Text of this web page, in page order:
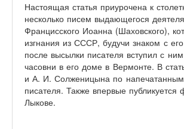
Настоящая статья приурочена к
несколько писем выдающегося
Францисского Иоанна (Шаховского),
изгнания из СССР, будучи знаком с
после высылки писателя вступил с
часовни в его доме в Вермонте. В
и А. И. Солженицына по напечатанным
писателя. Также впервые
Лыкове.